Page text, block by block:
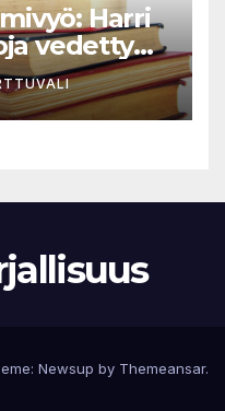
Harri
vedetty
Newsup by Themeansar.